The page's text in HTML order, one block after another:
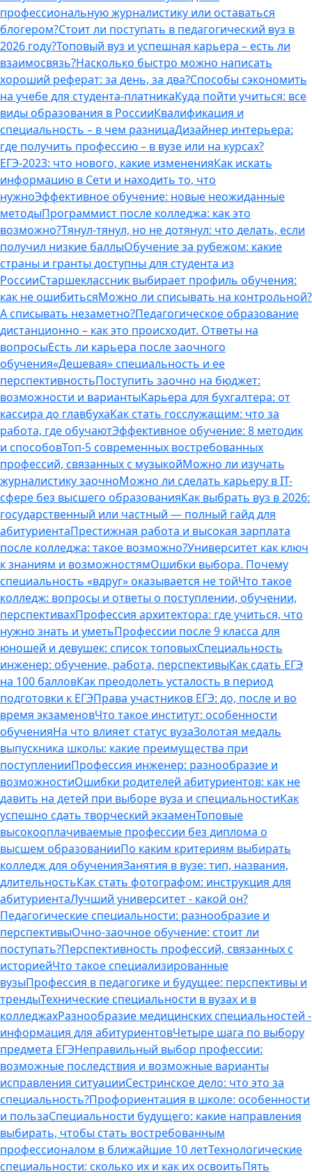
профессиональную журналистику или оставаться
блогером?Стоит ли поступать в педагогический вуз в
2026 году?Топовый вуз и успешная карьера – есть ли
взаимосвязь?Насколько быстро можно написать
хороший реферат: за день, за два?Способы сэкономить
на учебе для студента-платникаКуда пойти учиться: все
виды образования в РоссииКвалификация и
специальность – в чем разницаДизайнер интерьера:
где получить профессию – в вузе или на курсах?
ЕГЭ-2023: что нового, какие измененияКак искать
информацию в Сети и находить то, что
нужноЭффективное обучение: новые неожиданные
методыПрограммист после колледжа: как это
возможно?Тянул-тянул, но не дотянул: что делать, если
получил низкие баллыОбучение за рубежом: какие
страны и гранты доступны для студента из
РоссииСтаршеклассник выбирает профиль обучения:
как не ошибитьсяМожно ли списывать на контрольной?
А списывать незаметно?Педагогическое образование
дистанционно – как это происходит. Ответы на
вопросыЕсть ли карьера после заочного
обучения«Дешевая» специальность и ее
перспективностьПоступить заочно на бюджет:
возможности и вариантыКарьера для бухгалтера: от
кассира до главбухаКак стать госслужащим: что за
работа, где обучаютЭффективное обучение: 8 методик
и способовТоп-5 современных востребованных
профессий, связанных с музыкойМожно ли изучать
журналистику заочноМожно ли сделать карьеру в IT-
сфере без высшего образованияКак выбрать вуз в 2026:
государственный или частный — полный гайд для
абитуриентаПрестижная работа и высокая зарплата
после колледжа: такое возможно?Университет как ключ
к знаниям и возможностямОшибки выбора. Почему
специальность «вдруг» оказывается не тойЧто такое
колледж: вопросы и ответы о поступлении, обучении,
перспективахПрофессия архитектора: где учиться, что
нужно знать и уметьПрофессии после 9 класса для
юношей и девушек: список топовыхСпециальность
инженер: обучение, работа, перспективыКак сдать ЕГЭ
на 100 балловКак преодолеть усталость в период
подготовки к ЕГЭПрава участников ЕГЭ: до, после и во
время экзаменовЧто такое институт: особенности
обученияНа что влияет статус вузаЗолотая медаль
выпускника школы: какие преимущества при
поступленииПрофессия инженер: разнообразие и
возможностиОшибки родителей абитуриентов: как не
давить на детей при выборе вуза и специальностиКак
успешно сдать творческий экзаменТоповые
высокооплачиваемые профессии без диплома о
высшем образованииПо каким критериям выбирать
колледж для обученияЗанятия в вузе: тип, названия,
длительностьКак стать фотографом: инструкция для
абитуриентаЛучший университет - какой он?
Педагогические специальности: разнообразие и
перспективыОчно-заочное обучение: стоит ли
поступать?Перспективность профессий, связанных с
историейЧто такое специализированные
вузыПрофессия в педагогике и будущее: перспективы и
трендыТехнические специальности в вузах и в
колледжахРазнообразие медицинских специальностей -
информация для абитуриентовЧетыре шага по выбору
предмета ЕГЭНеправильный выбор профессии:
возможные последствия и возможные варианты
исправления ситуацииСестринское дело: что это за
специальность?Профориентация в школе: особенности
и пользаСпециальности будущего: какие направления
выбирать, чтобы стать востребованным
профессионалом в ближайшие 10 летТехнологические
специальности: сколько их и как их освоитьПять